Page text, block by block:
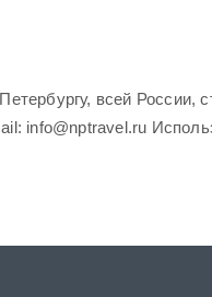
всей России,
info@nptravel.ru